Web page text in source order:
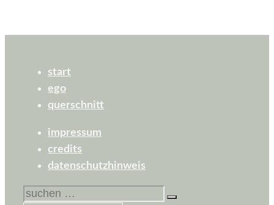
start
ego
querschnitt
impressum
credits
datenschutzhinweis
suchen